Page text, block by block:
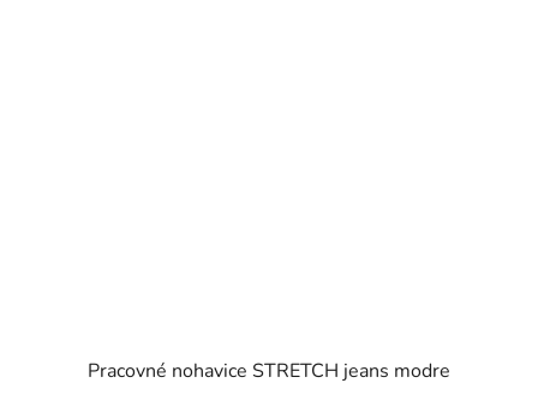
Pracovné nohavice STRETCH jeans modre